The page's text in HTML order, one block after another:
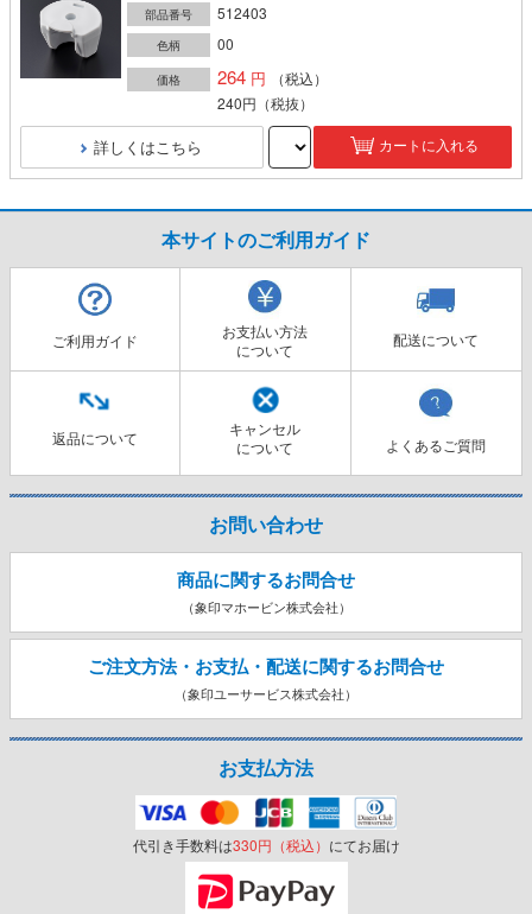
部品番号 512403
色柄 00
価格 264
（税込）
240円 （税抜）
詳しくはこちら カートに入れる
本サイトのご利用ガイド
ご利用ガイド
お支払い方法
について
配送について
返品について
キャンセル
について
よくあるご質問
お問い合わせ
商品に関するお問合せ
（象印マホービン株式会社）
ご注文方法・お支払・配送に関するお問合せ
（象印ユーサービス株式会社）
お支払方法
代引き手数料は330円（税込） にてお届け